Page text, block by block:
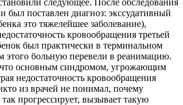
следующее. После обследования
был поставлен диагноз: экссудативный
это тяжелейшее заболевание),
кровообращения третьей
был практически в терминальном
этого больную перевели в реанимацию.
основным синдромом, угрожающим
недостаточность кровообращения
из врачей не понимал, почему
прогрессирует, вызывает такую